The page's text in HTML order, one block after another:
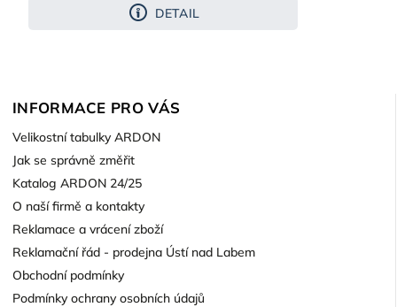
DETAIL
INFORMACE PRO VÁS
Velikostní tabulky ARDON
Jak se správně změřit
Katalog ARDON 24/25
O naší firmě a kontakty
Reklamace a vrácení zboží
Reklamační řád - prodejna Ústí nad Labem
Obchodní podmínky
Podmínky ochrany osobních údajů